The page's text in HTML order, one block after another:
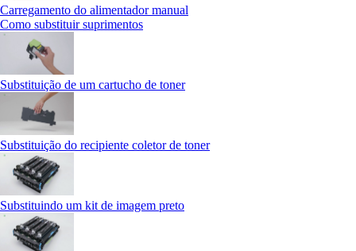
Carregamento do alimentador manual
Como substituir suprimentos
Substituição de um cartucho de toner
Substituição do recipiente coletor de toner
Substituindo um kit de imagem preto